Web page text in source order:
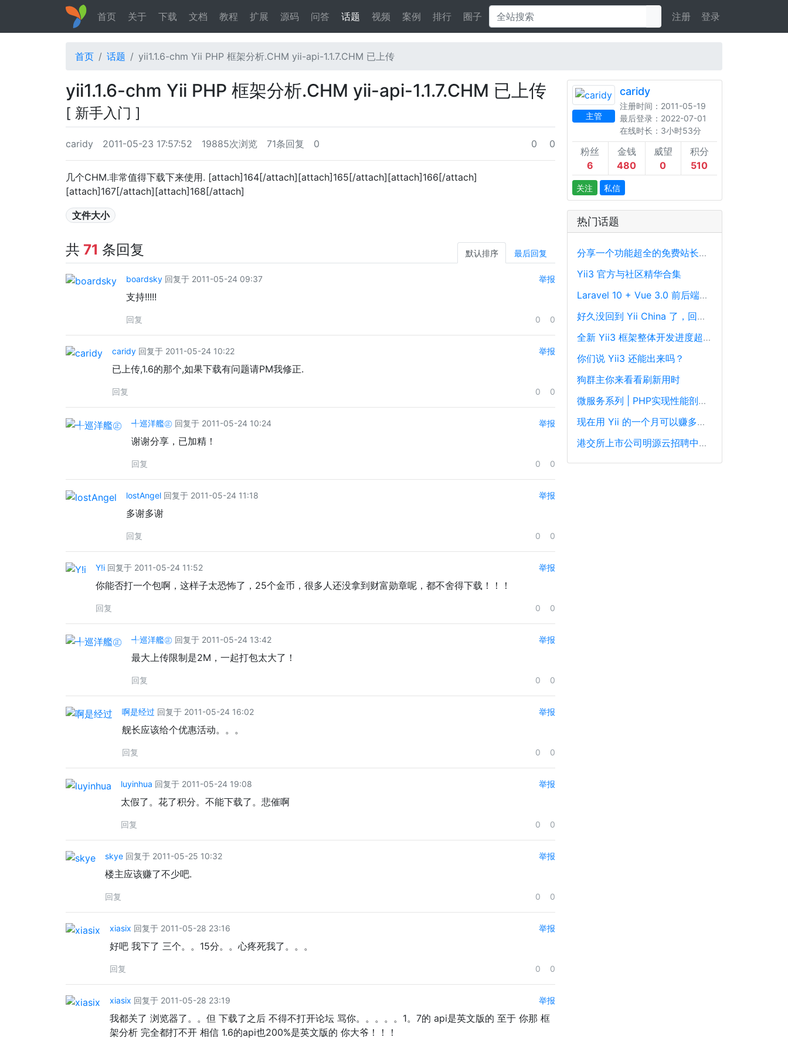
首页 关于 下载 文档 教程 扩展 源码 问答 话题 视频 案例 排行 圈子 注册 登录
首页 话题 yii1.1.6-chm Yii PHP 框架分析.CHM yii-api-1.1.7.CHM 已上传
yii1.1.6-chm Yii PHP 框架分析.CHM yii-api-1.1.7.CHM 已上传
[ 新手入门 ]
caridy 2011-05-23 17:57:52 19885次浏览 71条回复 0 0 0
几个CHM.非常值得下载下来使用. [attach]164[/attach][attach]165[/attach][attach]166[/attach]
[attach]167[/attach][attach]168[/attach]
文件大小
共 71 条回复 默认排序 最后回复
boardsky 回复于 2011-05-24 09:37 举报
支持!!!!!
回复 0 0
caridy 回复于 2011-05-24 10:22 举报
已上传,1.6的那个,如果下载有问题请PM我修正.
回复 0 0
╃巡洋艦㊣ 回复于 2011-05-24 10:24 举报
谢谢分享，已加精！
回复 0 0
lostAngel 回复于 2011-05-24 11:18 举报
多谢多谢
回复 0 0
Y!i 回复于 2011-05-24 11:52 举报
你能否打一个包啊，这样子太恐怖了，25个金币，很多人还没拿到财富勋章呢，都不舍得下载！！！
回复 0 0
╃巡洋艦㊣ 回复于 2011-05-24 13:42 举报
最大上传限制是2M，一起打包太大了！
回复 0 0
啊是经过 回复于 2011-05-24 16:02 举报
舰长应该给个优惠活动。。。
回复 0 0
luyinhua 回复于 2011-05-24 19:08 举报
太假了。花了积分。不能下载了。悲催啊
回复 0 0
skye 回复于 2011-05-25 10:32 举报
楼主应该赚了不少吧.
回复 0 0
xiasix 回复于 2011-05-28 23:16 举报
好吧 我下了 三个。。15分。。心疼死我了。。。
回复 0 0
xiasix 回复于 2011-05-28 23:19 举报
我都关了 浏览器了。。但 下载了之后 不得不打开论坛 骂你。。。。。1。7的 api是英文版的 至于 你那 框
架分析 完全都打不开 相信 1.6的api也200%是英文版的 你大爷！！！
主管
caridy
注册时间：2011-05-19
最后登录：2022-07-01
在线时长：3小时53分
粉丝
6
金钱
480
威望
0
积分
510
关注 私信
热门话题
分享一个功能超全的免费站长工具平台
Yii3 官方与社区精华合集
Laravel 10 + Vue 3.0 前后端分离框架通用后台源码
好久没回到 Yii China 了，回来冒个泡泡！
全新 Yii3 框架整体开发进度超过88%，发布在即！
你们说 Yii3 还能出来吗？
狗群主你来看看刷新用时
微服务系列 | PHP实现性能剖析、跟踪和可观察性最佳实践
现在用 Yii 的一个月可以赚多少钱？
港交所上市公司明源云招聘中高级PHP开发工程师